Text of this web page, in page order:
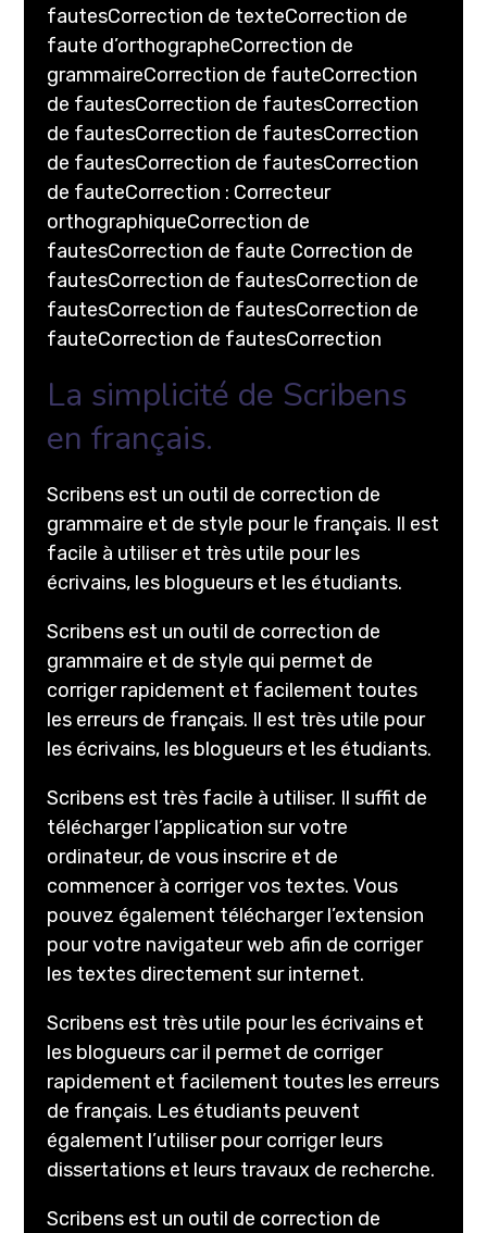
fautesCorrection de texteCorrection de
faute d’orthographeCorrection de
grammaireCorrection de fauteCorrection
de fautesCorrection de fautesCorrection
de fautesCorrection de fautesCorrection
de fautesCorrection de fautesCorrection
de fauteCorrection : Correcteur
orthographiqueCorrection de
fautesCorrection de faute Correction de
fautesCorrection de fautesCorrection de
fautesCorrection de fautesCorrection de
fauteCorrection de fautesCorrection
La simplicité de Scribens
en français.
Scribens est un outil de correction de
grammaire et de style pour le français. Il est
facile à utiliser et très utile pour les
écrivains, les blogueurs et les étudiants.
Scribens est un outil de correction de
grammaire et de style qui permet de
corriger rapidement et facilement toutes
les erreurs de français. Il est très utile pour
les écrivains, les blogueurs et les étudiants.
Scribens est très facile à utiliser. Il suffit de
télécharger l’application sur votre
ordinateur, de vous inscrire et de
commencer à corriger vos textes. Vous
pouvez également télécharger l’extension
pour votre navigateur web afin de corriger
les textes directement sur internet.
Scribens est très utile pour les écrivains et
les blogueurs car il permet de corriger
rapidement et facilement toutes les erreurs
de français. Les étudiants peuvent
également l’utiliser pour corriger leurs
dissertations et leurs travaux de recherche.
Scribens est un outil de correction de